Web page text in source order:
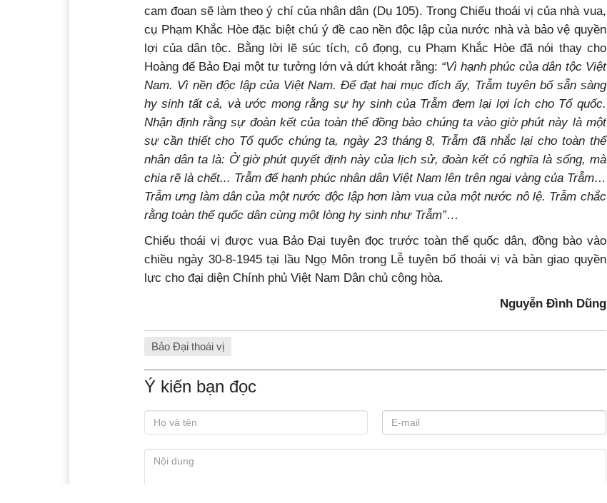
cam đoan sẽ làm theo ý chí của nhân dân (Dụ 105). Trong Chiếu thoái vị của nhà vua,
cụ Phạm Khắc Hòe đặc biệt chú ý đề cao nền độc lập của nước nhà và bảo vệ quyền
lợi của dân tộc. Bằng lời lẽ súc tích, cô đọng, cụ Phạm Khắc Hòe đã nói thay cho
Hoàng đế Bảo Đại một tư tưởng lớn và dứt khoát rằng: “Vì hạnh phúc của dân tộc Việt
Nam. Vì nền độc lập của Việt Nam. Để đạt hai mục đích ấy, Trẫm tuyên bố sẵn sàng
hy sinh tất cả, và ước mong rằng sự hy sinh của Trẫm đem lại lợi ích cho Tổ quốc.
Nhận định rằng sự đoàn kết của toàn thể đồng bào chúng ta vào giờ phút này là một
sự cần thiết cho Tổ quốc chúng ta, ngày 23 tháng 8, Trẫm đã nhắc lại cho toàn thể
nhân dân ta là: Ở giờ phút quyết định này của lịch sử, đoàn kết có nghĩa là sống, mà
chia rẽ là chết... Trẫm để hạnh phúc nhân dân Việt Nam lên trên ngai vàng của Trẫm…
Trẫm ưng làm dân của một nước độc lập hơn làm vua của một nước nô lệ. Trẫm chắc
rằng toàn thể quốc dân cùng một lòng hy sinh như Trẫm”…
Chiếu thoái vị được vua Bảo Đại tuyên đọc trước toàn thể quốc dân, đồng bào vào
chiều ngày 30-8-1945 tại lầu Ngọ Môn trong Lễ tuyên bố thoái vị và bàn giao quyền
lực cho đại diện Chính phủ Việt Nam Dân chủ cộng hòa.
Nguyễn Đình Dũng
Bảo Đại thoái vị
Ý kiến bạn đọc